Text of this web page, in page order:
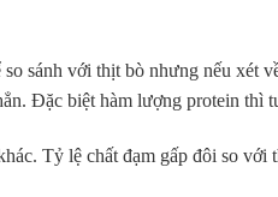
sánh với thịt bò nhưng nếu xét
Đặc biệt hàm lượng protein thì
Tỷ lệ chất đạm gấp đôi so